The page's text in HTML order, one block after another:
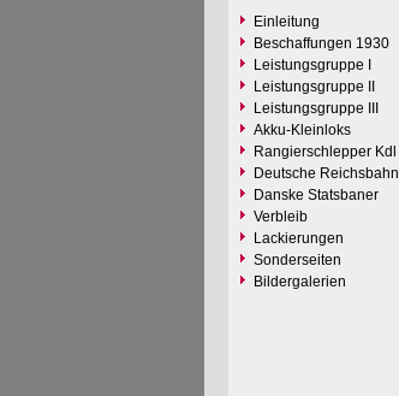
Einleitung
Beschaffungen 1930
Leistungsgruppe I
Leistungsgruppe II
Leistungsgruppe III
Akku-Kleinloks
Rangierschlepper Kdl
Deutsche Reichsbahn
Danske Statsbaner
Verbleib
Lackierungen
Sonderseiten
Bildergalerien